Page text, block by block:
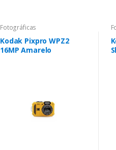
Fotográficas
Kodak Pixpro WPZ2
16MP Amarelo